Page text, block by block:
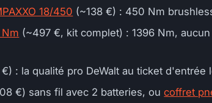
18/450 (~138 €) : 450 Nm
Nm (~497 €, kit complet) : 1396 Nm,
€) : la qualité pro DeWalt au ticket d'entrée
€) sans fil avec 2 batteries, oucoffret